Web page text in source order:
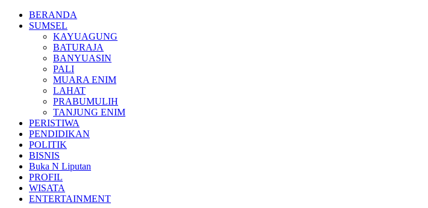
BERANDA
SUMSEL
KAYUAGUNG
BATURAJA
BANYUASIN
PALI
MUARA ENIM
LAHAT
PRABUMULIH
TANJUNG ENIM
PERISTIWA
PENDIDIKAN
POLITIK
BISNIS
Buka N Liputan
PROFIL
WISATA
ENTERTAINMENT